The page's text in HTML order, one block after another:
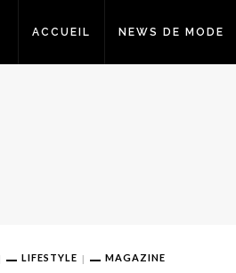
ACCUEIL NEWS DE MODE
LIFESTYLE MAGAZINE